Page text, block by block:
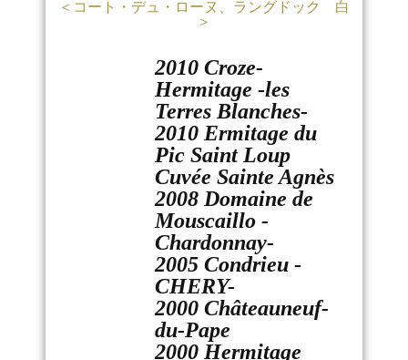
＜コート・デュ・ローヌ、ラングドック 白
＞
2010 Croze-
Hermitage -les
Terres Blanches-
2010 Ermitage du
Pic Saint Loup
Cuvée Sainte Agnès
2008 Domaine de
Mouscaillo -
Chardonnay-
2005 Condrieu -
CHERY-
2000 Châteauneuf-
du-Pape
2000 Hermitage